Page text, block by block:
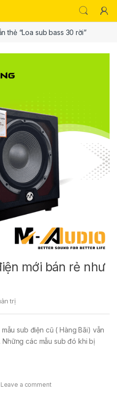
thẻ “Loa sub bass 30 rời”
mới bán rẻ như
trị
sub điện cũ ( Hàng Bãi) vẫn
các mẫu sub đó khi bị
Leave a comment